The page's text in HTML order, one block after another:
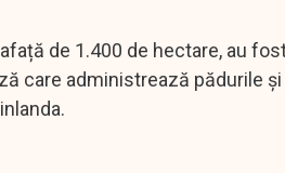
de 1.400 de hectare, au
care administrează pădurile